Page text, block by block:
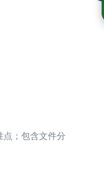
点；包含文件分